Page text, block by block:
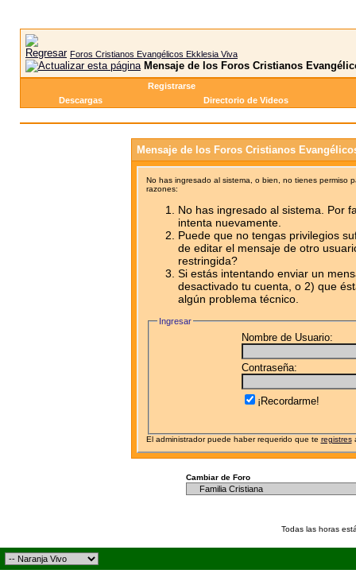
Foros Cristianos Evangélicos Ekklesia Viva
Mensaje de los Foros Cristianos
Registrarse
Descargas
Directorio de Videos
Mensaje de los Foros Cristianos
No has ingresado al sistema, o bien, no tienes permiso
razones:
No has ingresado al sistema. Por
intenta nuevamente.
Puede que no tengas privilegios
de editar el mensaje de otro
restringida?
Si estás intentando enviar un
desactivado tu cuenta, o 2) que
algún problema técnico.
Ingresar
Nombre de Usuario:
Contraseña:
¡Recordarme!
El administrador puede haber requerido que te registres
Cambiar de Foro
Todas las horas